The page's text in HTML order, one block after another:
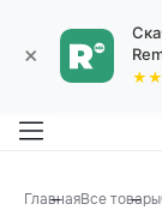
×
ГлавнаяВсе товары